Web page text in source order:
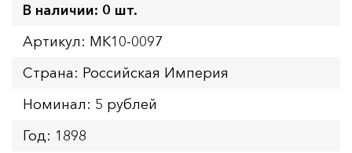
В наличии: 0 шт.
Артикул: MK10-0097
Страна: Российская Империя
Номинал: 5 рублей
Год: 1898